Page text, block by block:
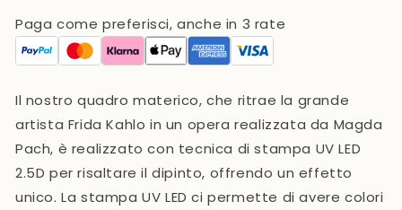
Paga come preferisci, anche in 3 rate
Il nostro quadro materico, che ritrae la grande
artista Frida Kahlo in un opera realizzata da Magda
Pach, è realizzato con tecnica di stampa UV LED
2.5D per risaltare il dipinto, offrendo un effetto
unico. La stampa UV LED ci permette di avere colori